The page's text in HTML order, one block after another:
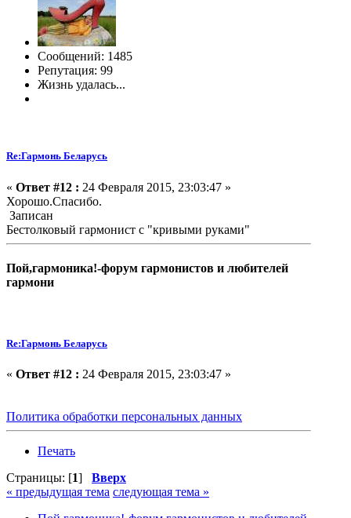
Сообщений: 1485
Репутация: 99
Жизнь удалась...
Re:Гармонь Беларусь
« Ответ #12 : 24 Февраля 2015, 23:03:47 »
Хорошо.Спасибо.
Записан
Бестолковый гармонист с "кривыми руками"
Пой,гармоника!-форум гармонистов и любителей
гармони
Re:Гармонь Беларусь
« Ответ #12 : 24 Февраля 2015, 23:03:47 »
Политика обработки персональных данных
Печать
Страницы: [1] Вверх
« предыдущая тема следующая тема »